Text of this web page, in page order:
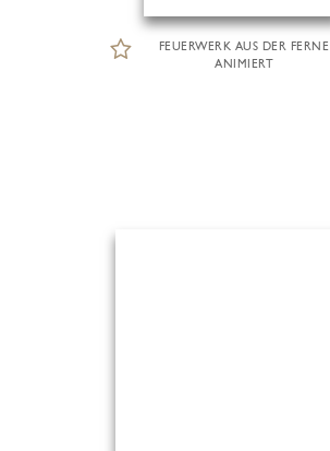
FEUERWERK AUS DER FERNE
ANIMIERT